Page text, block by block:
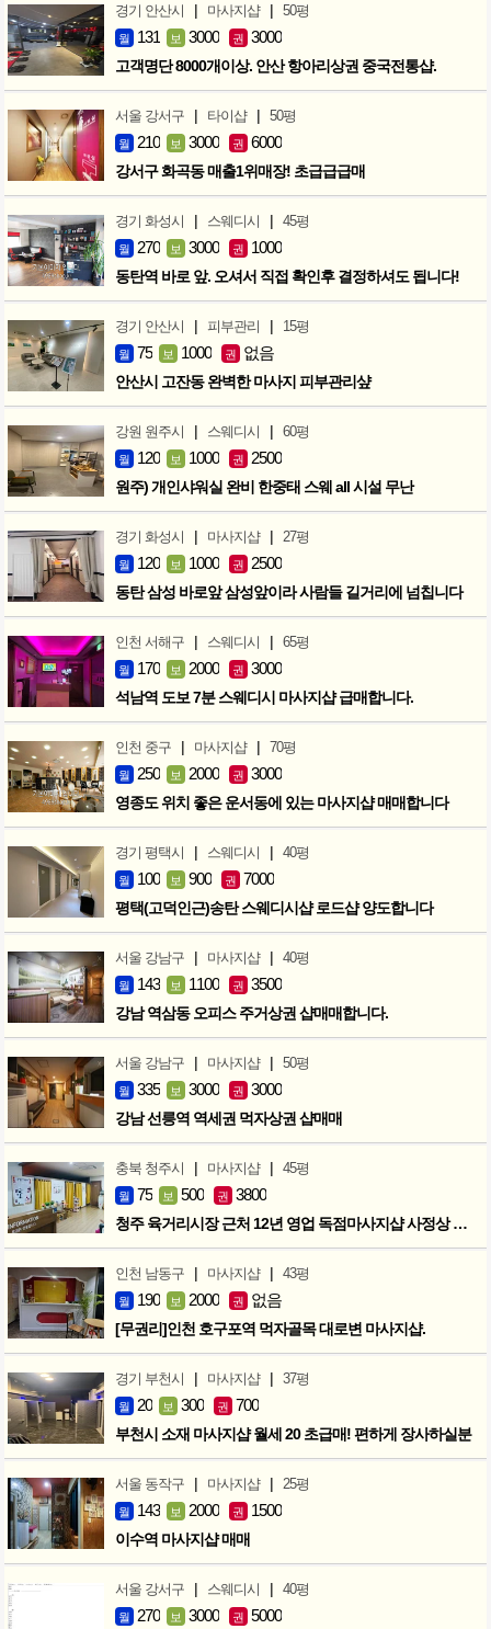
경기 안산시 | 마사지샵 | 50평
월 131 보 3000 권 3000
고객명단 8000개이상. 안산 항아리상권 중국전통샵.
서울 강서구 | 타이샵 | 50평
월 210 보 3000 권 6000
강서구 화곡동 매출1위매장! 초급급급매
경기 화성시 | 스웨디시 | 45평
월 270 보 3000 권 1000
동탄역 바로 앞. 오셔서 직접 확인후 결정하셔도 됩니다!
경기 안산시 | 피부관리 | 15평
월 75 보 1000 권 없음
안산시 고잔동 완벽한 마사지 피부관리샾
강원 원주시 | 스웨디시 | 60평
월 120 보 1000 권 2500
원주) 개인샤워실 완비 한중태 스웨 all 시설 무난
경기 화성시 | 마사지샵 | 27평
월 120 보 1000 권 2500
동탄 삼성 바로앞 삼성앞이라 사람들 길거리에 넘칩니다
인천 서해구 | 스웨디시 | 65평
월 170 보 2000 권 3000
석남역 도보 7분 스웨디시 마사지샵 급매합니다.
인천 중구 | 마사지샵 | 70평
월 250 보 2000 권 3000
영종도 위치 좋은 운서동에 있는 마사지샵 매매합니다
경기 평택시 | 스웨디시 | 40평
월 100 보 900 권 7000
평택(고덕인근)송탄 스웨디시샵 로드샵 양도합니다
서울 강남구 | 마사지샵 | 40평
월 143 보 1100 권 3500
강남 역삼동 오피스 주거상권 샵매매합니다.
서울 강남구 | 마사지샵 | 50평
월 335 보 3000 권 3000
강남 선릉역 역세권 먹자상권 샵매매
충북 청주시 | 마사지샵 | 45평
월 75 보 500 권 3800
청주 육거리시장 근처 12년 영업 독점마사지샵 사정상 급매합니다.
인천 남동구 | 마사지샵 | 43평
월 190 보 2000 권 없음
[무권리]인천 호구포역 먹자골목 대로변 마사지샵.
경기 부천시 | 마사지샵 | 37평
월 20 보 300 권 700
부천시 소재 마사지샵 월세 20 초급매! 편하게 장사하실분
서울 동작구 | 마사지샵 | 25평
월 143 보 2000 권 1500
이수역 마사지샵 매매
서울 강서구 | 스웨디시 | 40평
월 270 보 3000 권 5000